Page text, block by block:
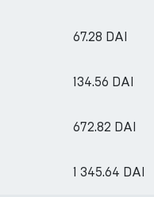
67.28 DAI
134.56 DAI
672.82 DAI
1 345.64 DAI